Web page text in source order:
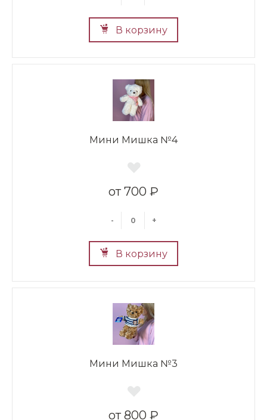
В корзину
Мини Мишка №4
700 ₽
- +
В корзину
Мини Мишка №3
800 ₽